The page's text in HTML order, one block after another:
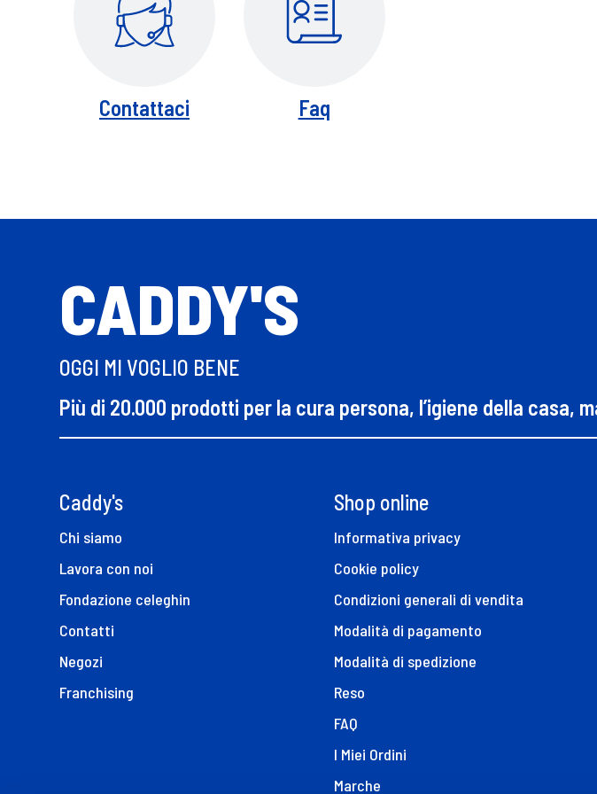
Contattaci Faq
CADDY'S
OGGI MI VOGLIO BENE
Più di 20.000 prodotti per la cura persona, l’igiene della casa,
Caddy's
Chi siamo
Lavora con noi
Fondazione celeghin
Contatti
Negozi
Franchising
Shop online
Informativa privacy
Cookie policy
Condizioni generali di vendita
Modalità di pagamento
Modalità di spedizione
Reso
FAQ
I Miei Ordini
Marche